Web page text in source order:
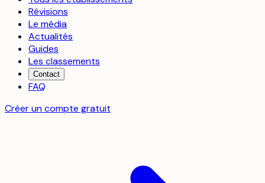
Révisions
Le média
Actualités
Guides
Les classements
Contact
FAQ
Créer un compte gratuit